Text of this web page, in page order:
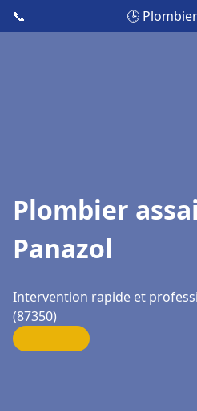
📞 🕒
Plombier
Panazol
Intervention rapide et
(87350)